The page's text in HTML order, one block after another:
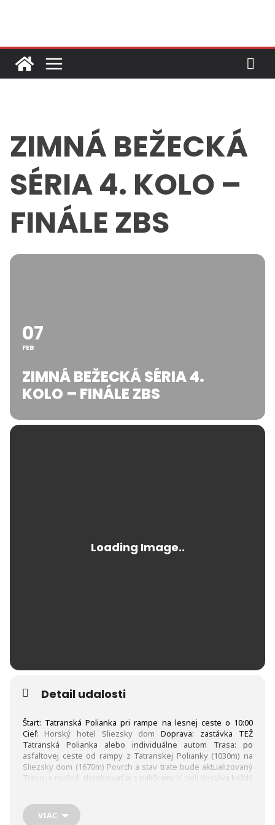
ZIMNÁ BEŽECKÁ
SÉRIA 4. KOLO –
FINÁLE ZBS
07
FEB
ZIMNÁ BEŽECKÁ SÉRIA 4.
KOLO – FINÁLE ZBS
Detail udalosti
Štart: Tatranská Polianka pri rampe na lesnej ceste o 10:00
Cieľ: Horský hotel Sliezsky dom Doprava: zastávka TEŽ
Tatranská Polianka alebo individuálne autom Trasa: po
asfaltovej ceste od rampy z Tatranskej Polianky (1030m) na
Sliezsky dom (1670m) Povrch a stav trate bude aktualizovaný
Trasu je možné absolvovať aj s paličkami. V cieli dostáva každý
Pretekári s potvrdenou účasťou na 3. kolo majú automaticky
presunuté štartovné na finálové kolo. Registráciu si môžu
VIAC